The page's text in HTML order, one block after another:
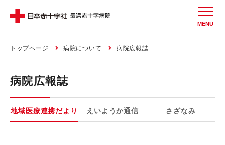
MENU
トップページ 病院について 病院広報誌
病院広報誌
地域医療連携だより えいようか通信 さざなみ